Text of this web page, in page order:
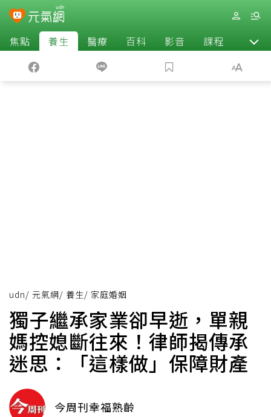
焦點 養生 醫療 百科 影音 課程 退休
udn/ 元氣網/ 養生/ 家庭婚姻
獨子繼承家業卻早逝，單親
媽控媳斷往來！律師揭傳承
迷思：「這樣做」保障財產
今周刊幸福熟齡